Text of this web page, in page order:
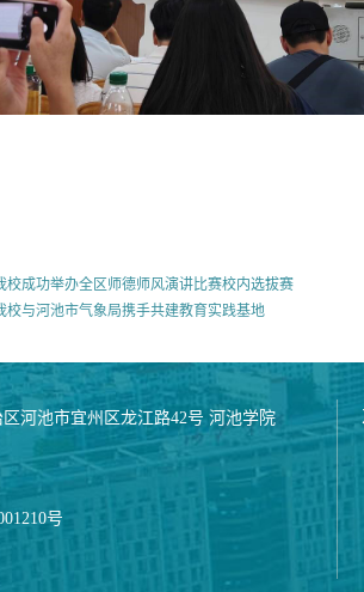
校成功举办全区师德师风演讲比赛校内选拔赛
校与河池市气象局携手共建教育实践基地
河池市宜州区龙江路42号 河池学院
号